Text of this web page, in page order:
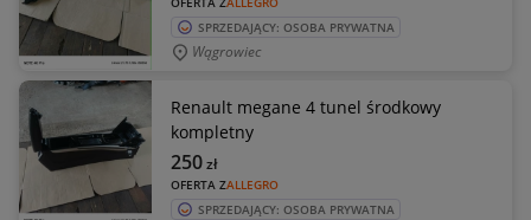
SPRZEDAJĄCY: OSOBA PRYWATNA
Wągrowiec
Renault megane 4 tunel środkowy
kompletny
OFERTA ZALLEGRO
250zł
SPRZEDAJĄCY: OSOBA PRYWATNA